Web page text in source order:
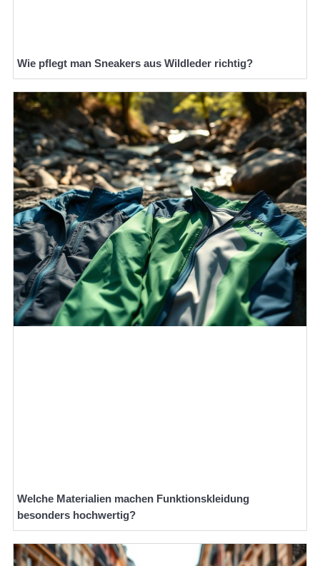
Wie pflegt man Sneakers aus Wildleder richtig?
Welche Materialien machen Funktionskleidung
besonders hochwertig?